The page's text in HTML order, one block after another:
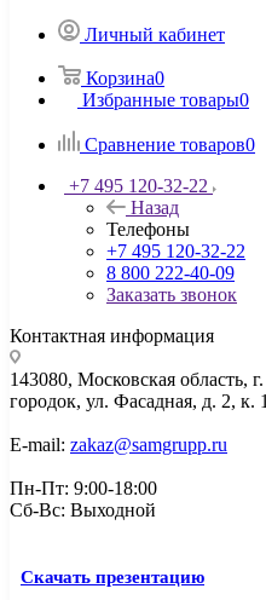
Личный кабинет
Корзина0
Избранные товары0
Сравнение товаров0
+7 495 120-32-22
Назад
Телефоны
+7 495 120-32-22
8 800 222-40-09
Заказать звонок
Контактная информация
143080, Mосковская область,
городок, ул. Фасадная, д. 2, к. 1
E-mail: zakaz@samgrupp.ru
Пн-Пт: 9:00-18:00
Сб-Вс: Выходной
Скачать презентацию